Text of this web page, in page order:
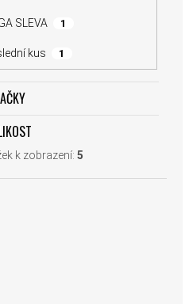
SLEVA 1
kus 1
k zobrazení: 5